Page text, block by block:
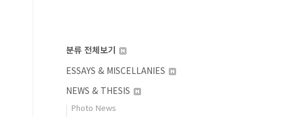
분류 전체보기
ESSAYS & MISCELLANIES
NEWS & THESIS
Photo News